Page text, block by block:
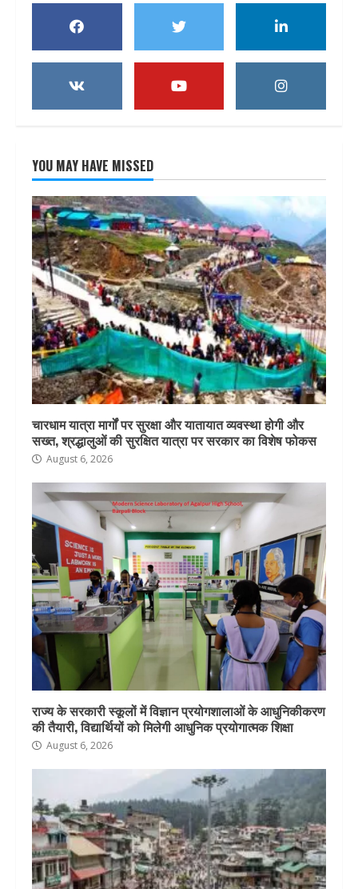
YOU MAY HAVE MISSED
चारधाम यात्रा मार्गों पर सुरक्षा और यातायात व्यवस्था होगी और
सख्त, श्रद्धालुओं की सुरक्षित यात्रा पर सरकार का विशेष फोकस
August 6, 2026
राज्य के सरकारी स्कूलों में विज्ञान प्रयोगशालाओं के आधुनिकीकरण
की तैयारी, विद्यार्थियों को मिलेगी आधुनिक प्रयोगात्मक शिक्षा
August 6, 2026